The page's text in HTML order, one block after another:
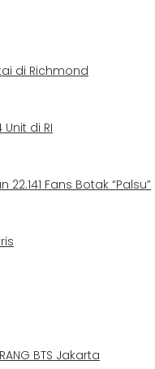
di Richmond
di RI
Fans Botak “Palsu”
BTS Jakarta